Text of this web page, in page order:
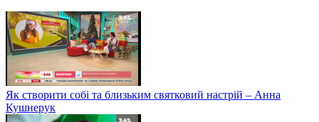
Як створити собі та близьким святковий настрій – Анна
Кушнерук